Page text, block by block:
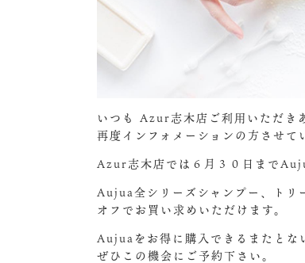
いつも Azur志木店ご利用いただき
再度インフォメーションの方させて
Azur志木店では６月３０日まで
Aujua全シリーズシャンプー、トリ
オフでお買い求めいただけます。
Aujuaをお得に購入できるまたとな
ぜひこの機会にご予約下さい。